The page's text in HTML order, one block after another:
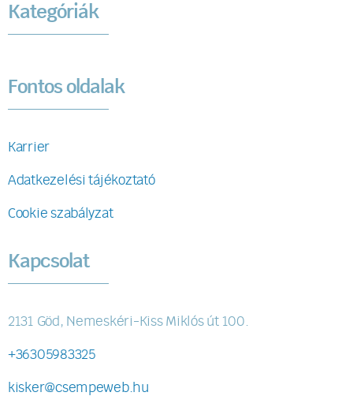
Kategóriák
Fontos oldalak
Karrier
Adatkezelési tájékoztató
Cookie szabályzat
Kapcsolat
2131 Göd, Nemeskéri-Kiss Miklós út 100.
+36305983325
kisker@csempeweb.hu